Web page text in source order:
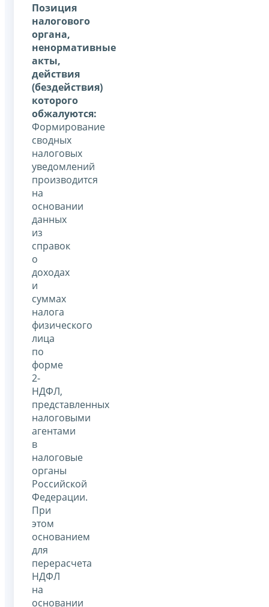
Позиция
налогового
органа,
ненормативные
акты,
действия
(бездействия)
которого
обжалуются:
Формирование
сводных
налоговых
уведомлений
производится
на
основании
данных
из
справок
о
доходах
и
суммах
налога
физического
лица
по
форме
2-
НДФЛ,
представленных
налоговыми
агентами
в
налоговые
органы
Российской
Федерации.
При
этом
основанием
для
перерасчета
НДФЛ
на
основании